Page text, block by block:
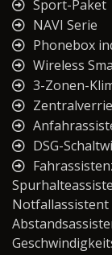
Sport-Paket
NAVI Serie
Phonebox
Wireless
3-Zonen-
DSG-
Notfallassistent